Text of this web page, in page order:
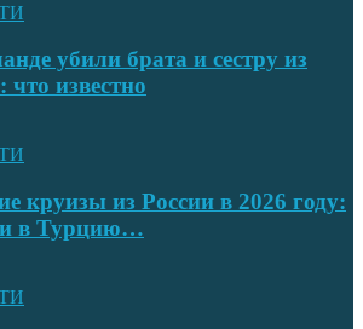
убили брата и сестру из
что известно
круизы из России в 2026 году:
в Турцию…